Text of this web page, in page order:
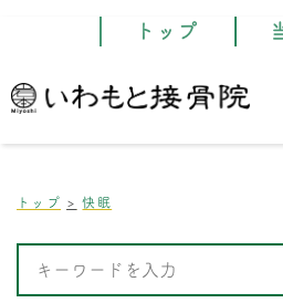
トップ
トップ 快眠